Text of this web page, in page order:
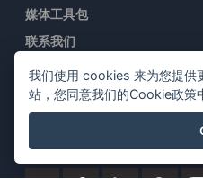
媒体工具包
联系我们
我们使用 cookies 来为您提供
站，您同意我们的Cookie政策